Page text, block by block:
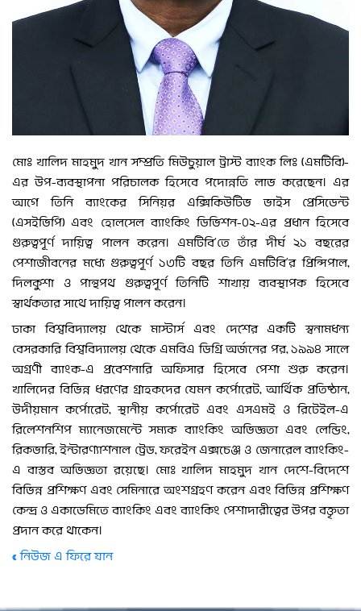
মোঃ খালিদ মাহমুদ খান সম্প্রতি মিউচুয়াল ট্রাস্ট ব্যাংক লিঃ (এমটিবি)-
এর উপ-ব্যবস্থাপনা পরিচালক হিসেবে পদোন্নতি লাভ করেছেন। এর
আগে তিনি ব্যাংকের সিনিয়র এক্সিকিউটিভ ভাইস প্রেসিডেন্ট
(এসইভিপি) এবং হোলসেল ব্যাংকিং ডিভিশন-০২-এর প্রধান হিসেবে
গুরুত্বপূর্ণ দায়িত্ব পালন করেন। এমটিবি’তে তাঁর দীর্ঘ ২১ বছরের
পেশাজীবনের মধ্যে গুরুত্বপূর্ণ ১৩টি বছর তিনি এমটিবি’র প্রিন্সিপাল,
দিলকুশা ও পান্থপথ গুরুত্বপূর্ণ তিনিটি শাখায় ব্যবস্থাপক হিসেবে
স্বার্থকতার সাথে দায়িত্ব পালন করেন।
ঢাকা বিশ্ববিদ্যালয় থেকে মাস্টার্স এবং দেশের একটি স্বনামধন্য
বেসরকারি বিশ্ববিদ্যালয় থেকে এমবিএ ডিগ্রি অর্জনের পর, ১৯৯৪ সালে
অগ্রণী ব্যাংক-এ প্রবেশনারি অফিসার হিসেবে পেশা শুরু করেন।
খালিদের বিভিন্ন ধরণের গ্রাহকদের যেমন কর্পোরেট, আর্থিক প্রতিষ্ঠান,
উদীয়মান কর্পোরেট, স্থানীয় কর্পোরেট এবং এসএমই ও রিটেইল-এ
রিলেশনশিপ ম্যানেজমেন্টে সম্যক ব্যাংকিং অভিজ্ঞতা এবং লেন্ডিং,
রিকভারি, ইন্টারণ্যাশনাল ট্রেড, ফরেইন এক্সচেঞ্জ ও জেনারেল ব্যাংকিং-
এ বাস্তব অভিজ্ঞতা রয়েছে। মোঃ খালিদ মাহমুদ খান দেশে-বিদেশে
বিভিন্ন প্রশিক্ষণ এবং সেমিনারে অংশগ্রহণ করেন এবং বিভিন্ন প্রশিক্ষণ
কেন্দ্র ও একাডেমিতে ব্যাংকিং এবং ব্যাংকিং পেশাদারীত্বের উপর বক্তৃতা
প্রদান করে থাকেন।
« নিউজ এ ফিরে যান